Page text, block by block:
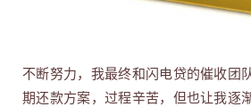
不断努力，我最终和闪电贷的催收团
期还款方案，过程辛苦，但也让我逐